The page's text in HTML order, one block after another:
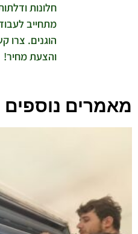
חלונות
מתחייב
הוגנים. צרו
והצעת מחיר!
מאמרים נוספים